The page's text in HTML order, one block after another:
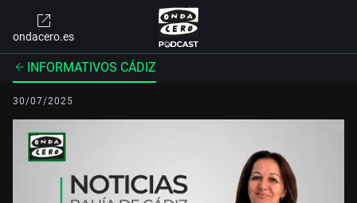
ondacero.es
INFORMATIVOS CÁDIZ
30/07/2025